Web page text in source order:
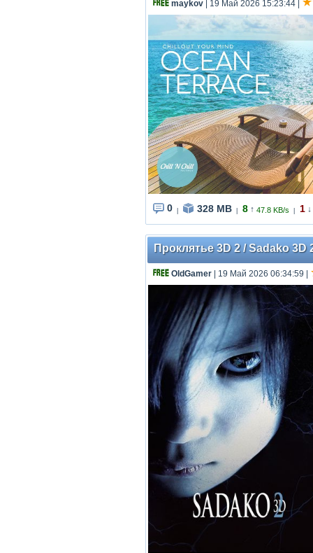
maykov | 19 Май 2026 15:23:44
0 328 MB 8 ↑ 47.8 KB/s 1 ↓
Проклятье 3D 2 / Sadako 3D
OldGamer | 19 Май 2026 06:34:59